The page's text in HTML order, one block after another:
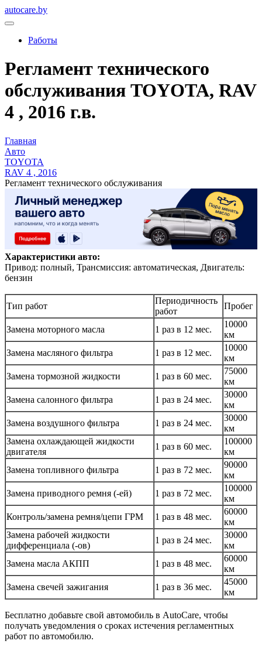
autocare.by
Работы
Регламент технического
обслуживания TOYOTA, RAV
4 , 2016 г.в.
Главная
Авто
TOYOTA
RAV 4 , 2016
Регламент технического обслуживания
Характеристики авто:
Привод: полный, Трансмиссия: автоматическая, Двигатель:
бензин
Тип работ
Периодичность
работ
Пробег
Замена моторного масла 1 раз в 12 мес.
10000
км
Замена масляного фильтра
1 раз в 12 мес.
10000
км
Замена тормозной жидкости
1 раз в 60 мес.
75000
км
Замена салонного фильтра
1 раз в 24 мес.
30000
км
Замена воздушного фильтра
1 раз в 24 мес.
30000
км
Замена охлаждающей жидкости
двигателя
1 раз в 60 мес.
100000
км
Замена топливного фильтра
1 раз в 72 мес.
90000
км
Замена приводного ремня (-ей)
1 раз в 72 мес.
100000
км
Контроль/замена ремня/цепи ГРМ
1 раз в 48 мес.
60000
км
Замена рабочей жидкости
дифференциала (-ов)
1 раз в 24 мес.
30000
км
Замена масла АКПП
1 раз в 48 мес.
60000
км
Замена свечей зажигания
1 раз в 36 мес.
45000
км
Бесплатно добавьте свой автомобиль в AutoCare, чтобы
получать уведомления о сроках истечения регламентных
работ по автомобилю.